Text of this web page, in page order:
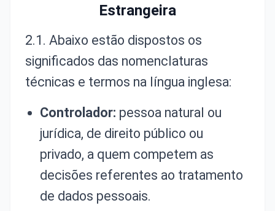
Estrangeira
2.1. Abaixo estão dispostos os
significados das nomenclaturas
técnicas e termos na língua inglesa:
Controlador: pessoa natural ou
jurídica, de direito público ou
privado, a quem competem as
decisões referentes ao tratamento
de dados pessoais.